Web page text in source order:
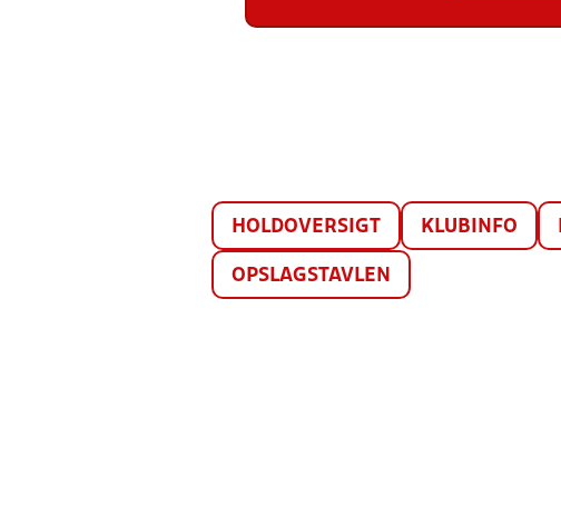
HOLDOVERSIGT KLUBINFO
OPSLAGSTAVLEN